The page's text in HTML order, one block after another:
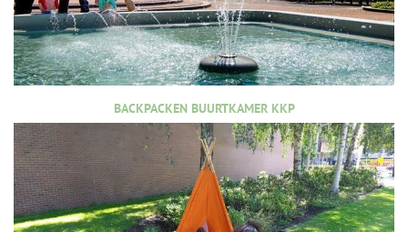
BACKPACKEN BUURTKAMER KKP